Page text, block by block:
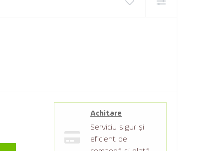
Achitare
Serviciu sigur şi
eficient de